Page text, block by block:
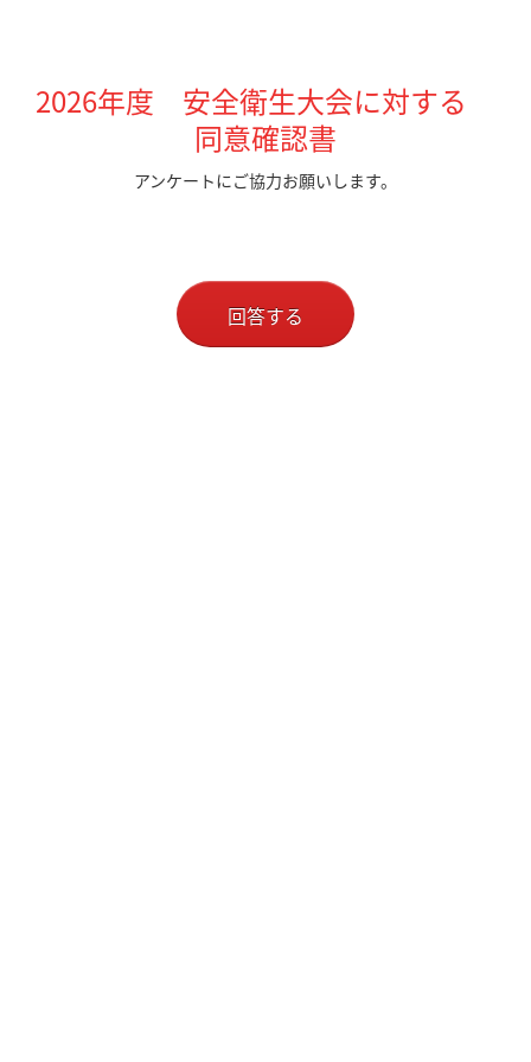
2026年度 安全衛生大会に対する
同意確認書
アンケートにご協力お願いします。
回答する